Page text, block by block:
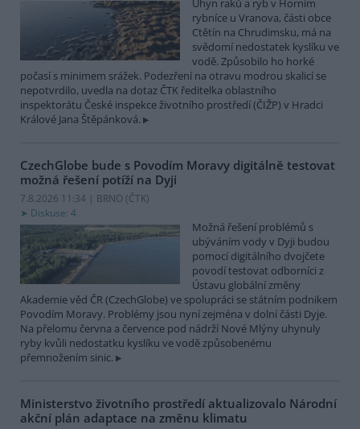
Úhyn raků a ryb v Horním
rybníce u Vranova, části obce
Ctětín na Chrudimsku, má na
svědomí nedostatek kyslíku ve
vodě. Způsobilo ho horké
počasí s minimem srážek. Podezření na otravu modrou skalicí se
nepotvrdilo, uvedla na dotaz ČTK ředitelka oblastního
inspektorátu České inspekce životního prostředí (ČIŽP) v Hradci
Králové Jana Štěpánková.
CzechGlobe bude s Povodím Moravy digitálně testovat
možná řešení potíží na Dyji
7.8.2026 11:34 | BRNO (ČTK)
Diskuse: 4
Možná řešení problémů s
ubýváním vody v Dyji budou
pomocí digitálního dvojčete
povodí testovat odborníci z
Ústavu globální změny
Akademie věd ČR (CzechGlobe) ve spolupráci se státním podnikem
Povodím Moravy. Problémy jsou nyní zejména v dolní části Dyje.
Na přelomu června a července pod nádrží Nové Mlýny uhynuly
ryby kvůli nedostatku kyslíku ve vodě způsobenému
přemnožením sinic.
Ministerstvo životního prostředí aktualizovalo Národní
akční plán adaptace na změnu klimatu